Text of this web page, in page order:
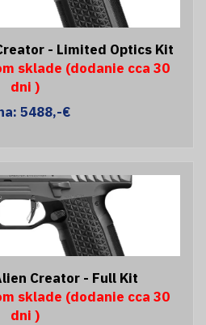
- Limited Optics Kit
sklade (dodanie cca 30
dni )
5488,-€
Creator - Full Kit
sklade (dodanie cca 30
dni )